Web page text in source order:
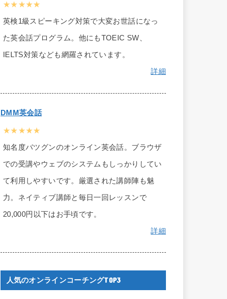
★★★★★
英検1級スピーキング対策で大変お世話になっ
た英会話プログラム。他にもTOEIC SW、
IELTS対策なども網羅されています。
詳細
DMM英会話
★★★★★
知名度バツグンのオンライン英会話。ブラウザ
での受講やウェブのシステムもしっかりしてい
て利用しやすいです。厳選された講師陣も魅
力。ネイティブ講師と毎日一回レッスンで
20,000円以下はお手頃です。
詳細
人気のオンラインコーチングTOP3